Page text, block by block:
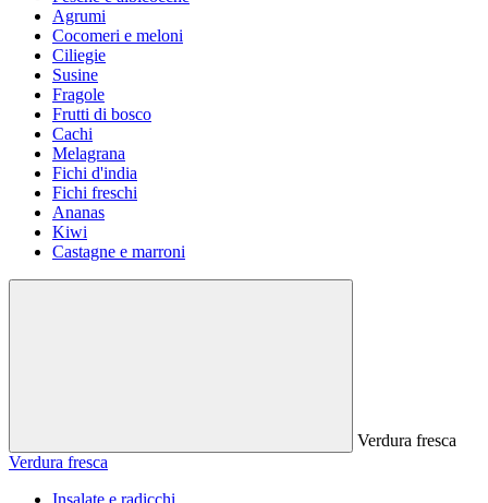
Agrumi
Cocomeri e meloni
Ciliegie
Susine
Fragole
Frutti di bosco
Cachi
Melagrana
Fichi d'india
Fichi freschi
Ananas
Kiwi
Castagne e marroni
Verdura fresca
Verdura fresca
Insalate e radicchi